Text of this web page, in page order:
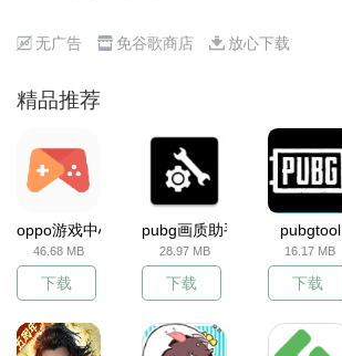
无广告 免谷歌商店 放心下载
精品推荐
oppo游戏中心
46.68 MB
下载
pubg画质助手
28.97 MB
下载
pubgtool
16.17 MB
下载